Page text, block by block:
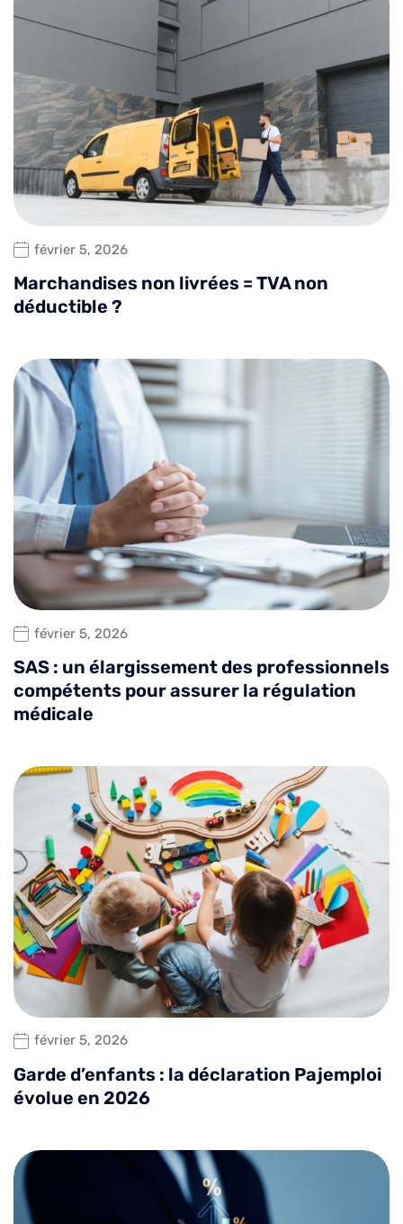
février 5, 2026
Marchandises non livrées = TVA non
déductible ?
février 5, 2026
SAS : un élargissement des professionnels
compétents pour assurer la régulation
médicale
février 5, 2026
Garde d’enfants : la déclaration Pajemploi
évolue en 2026